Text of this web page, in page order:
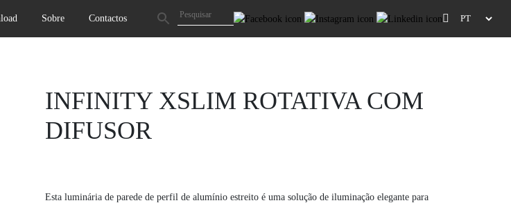
Sobre Contactos
INFINITY XSLIM ROTATIVA COM
DIFUSOR
Esta luminária de parede de perfil de alumínio estreito é uma solução de iluminação elegante para